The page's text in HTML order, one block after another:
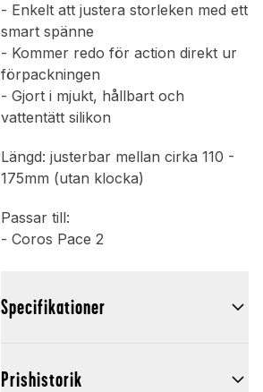
- Enkelt att justera storleken med ett
smart spänne
- Kommer redo för action direkt ur
förpackningen
- Gjort i mjukt, hållbart och
vattentätt silikon
Längd: justerbar mellan cirka 110 -
175mm (utan klocka)
Passar till:
- Coros Pace 2
Specifikationer
Prishistorik